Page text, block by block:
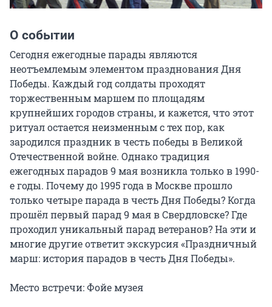
О событии
Сегодня ежегодные парады являются
неотъемлемым элементом празднования Дня
Победы. Каждый год солдаты проходят
торжественным маршем по площадям
крупнейших городов страны, и кажется, что этот
ритуал остается неизменным с тех пор, как
зародился праздник в честь победы в Великой
Отечественной войне. Однако традиция
ежегодных парадов 9 мая возникла только в 1990-
е годы. Почему до 1995 года в Москве прошло
только четыре парада в честь Дня Победы? Когда
прошёл первый парад 9 мая в Свердловске? Где
проходил уникальный парад ветеранов? На эти и
многие другие ответит экскурсия «Праздничный
марш: история парадов в честь Дня Победы».
Место встречи: Фойе музея